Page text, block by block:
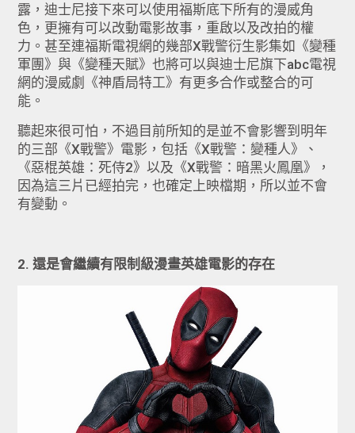
露，迪士尼接下來可以使用福斯底下所有的漫威角
色，更擁有可以改動電影故事，重啟以及改拍的權
力。甚至連福斯電視網的幾部X戰警衍生影集如《變種
軍團》與《變種天賦》也將可以與迪士尼旗下abc電視
網的漫威劇《神盾局特工》有更多合作或整合的可
能。
聽起來很可怕，不過目前所知的是並不會影響到明年
的三部《X戰警》電影，包括《X戰警：變種人》、
《惡棍英雄：死侍2》以及《X戰警：暗黑火鳳凰》，
因為這三片已經拍完，也確定上映檔期，所以並不會
有變動。
2. 還是會繼續有限制級漫畫英雄電影的存在